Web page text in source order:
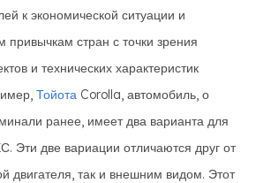
к экономической ситуации и
привычкам стран с точки зрения
и технических характеристик
Тойота Corolla, автомобиль, о
ранее, имеет два варианта для
Эти две вариации отличаются друг от
двигателя, так и внешним видом. Этот